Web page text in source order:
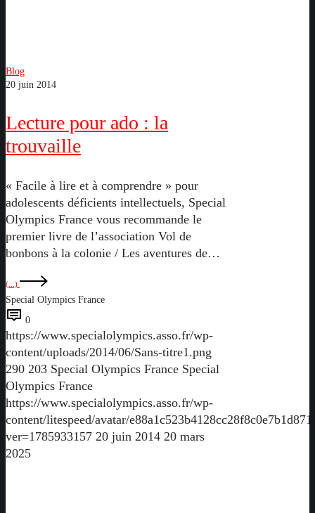
Blog
20 juin 2014
Lecture pour ado : la
trouvaille
« Facile à lire et à comprendre » pour
adolescents déficients intellectuels, Special
Olympics France vous recommande le
premier livre de l’association Vol de
bonbons à la colonie / Les aventures de…
(...)
Special Olympics France
0
https://www.specialolympics.asso.fr/wp-
content/uploads/2014/06/Sans-titre1.png
290 203 Special Olympics France Special
Olympics France
https://www.specialolympics.asso.fr/wp-
content/litespeed/avatar/
ver=1785933157 20 juin 2014 20 mars
2025